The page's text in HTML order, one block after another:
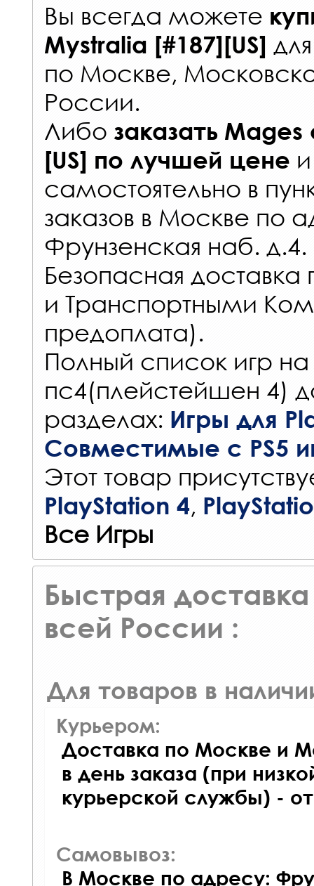
Вы всегда можете
Mystralia [#187][US]
по Москве,
России.
Либо заказать Mages
[US] по лучшей цене
самостоятельно в
заказов в Москве по
Фрунзенская наб. д.4.
Безопасная
и Транспортными
предоплата).
Полный список игр на
пс4(плейстейшен 4)
разделах: Игры для
Совместимые с PS5
Этот товар
PlayStation 4,
Все Игры
Быстрая доставка
всей России :
Для товаров в
Курьером:
Доставка по Москве и
в день заказа (при
курьерской службы) -
Самовывоз:
В Москве по адресу: